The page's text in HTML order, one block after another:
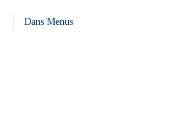
Dans Menus